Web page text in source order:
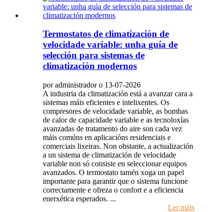
Termostatos de climatización de
velocidade variable: unha guía de
selección para sistemas de
climatización modernos
por administrador o 13-07-2026
A industria da climatización está a avanzar cara a
sistemas máis eficientes e intelixentes. Os
compresores de velocidade variable, as bombas
de calor de capacidade variable e as tecnoloxías
avanzadas de tratamento do aire son cada vez
máis comúns en aplicacións residenciais e
comerciais lixeiras. Non obstante, a actualización
a un sistema de climatización de velocidade
variable non só consiste en seleccionar equipos
avanzados. O termostato tamén xoga un papel
importante para garantir que o sistema funcione
correctamente e ofreza o confort e a eficiencia
enerxética esperados. ...
Ler máis